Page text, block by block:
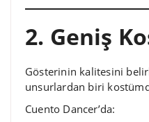
2. Geniş
Gösterinin kalitesini
unsurlardan biri
Cuento Dancer’da: